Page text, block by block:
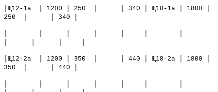
│Щ12-1а │ 1200 │ 250 │ │ 340 │ Щ18-1а │ 1800 │
250 │ │ 340 │
│Щ12-2а │ 1200 │ 350 │ │ 440 │ Щ18-2а │ 1800 │
350 │ │ 440 │